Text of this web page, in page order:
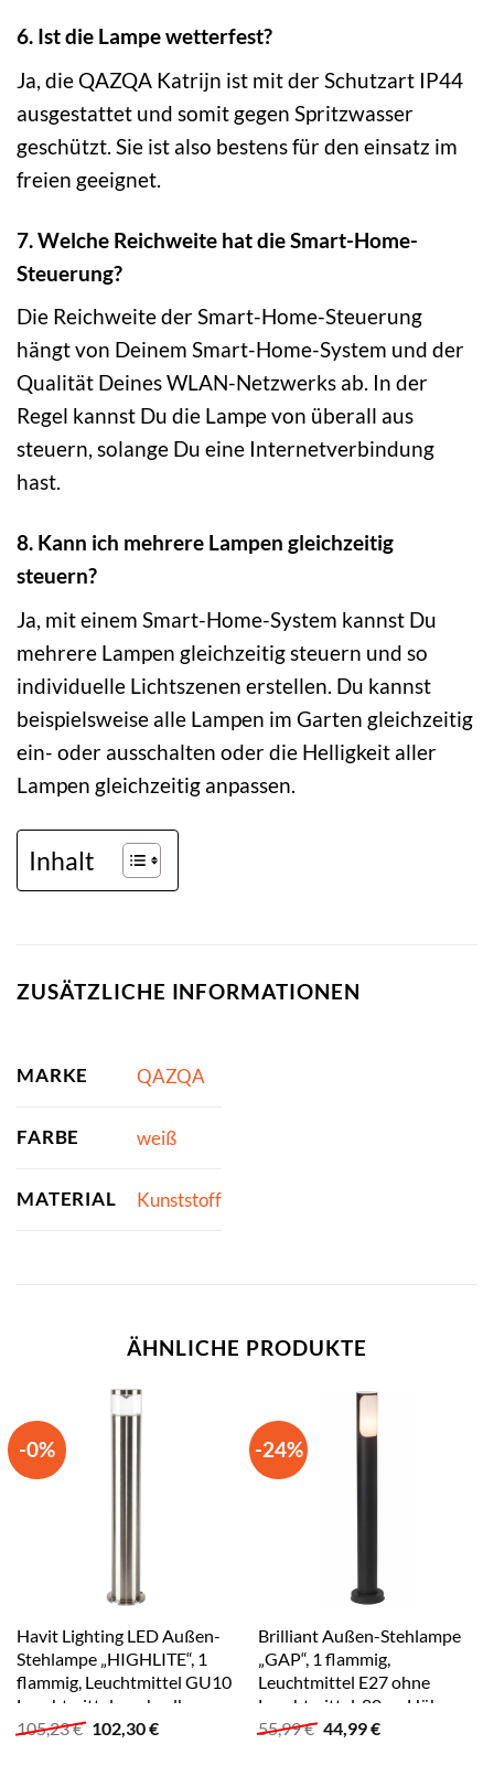
6. Ist die Lampe wetterfest?
Ja, die QAZQA Katrijn ist mit der Schutzart IP44
ausgestattet und somit gegen Spritzwasser
geschützt. Sie ist also bestens für den einsatz im
freien geeignet.
7. Welche Reichweite hat die Smart-Home-
Steuerung?
Die Reichweite der Smart-Home-Steuerung
hängt von Deinem Smart-Home-System und der
Qualität Deines WLAN-Netzwerks ab. In der
Regel kannst Du die Lampe von überall aus
steuern, solange Du eine Internetverbindung
hast.
8. Kann ich mehrere Lampen gleichzeitig
steuern?
Ja, mit einem Smart-Home-System kannst Du
mehrere Lampen gleichzeitig steuern und so
individuelle Lichtszenen erstellen. Du kannst
beispielsweise alle Lampen im Garten gleichzeitig
ein- oder ausschalten oder die Helligkeit aller
Lampen gleichzeitig anpassen.
Inhalt
ZUSÄTZLICHE INFORMATIONEN
MARKE QAZQA
FARBE weiß
MATERIAL Kunststoff
ÄHNLICHE PRODUKTE
-0%
Havit Lighting LED Außen-
Stehlampe „HIGHLITE“, 1
flammig, Leuchtmittel GU10
Leuchtmittel wechselbar
aluminiumfarben
105,23€ Ursprünglicher
Preis
102,30€Aktueller
-24%
Brilliant Außen-Stehlampe
„GAP“, 1 flammig,
Leuchtmittel E27 ohne
Leuchtmittel, 80cm Höhe,
E27 max. 40W,
55,99€ Ursprünglicher
Preis
44,99€Aktueller